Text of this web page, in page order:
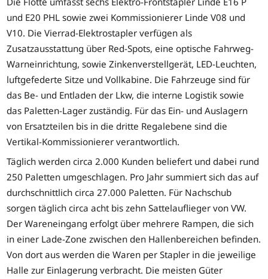
und E20 PHL sowie zwei Kommissionierer Linde V08 und
V10. Die Vierrad-Elektrostapler verfügen als
Zusatzausstattung über Red-Spots, eine optische Fahrweg-
Warneinrichtung, sowie Zinkenverstellgerät, LED-Leuchten,
luftgefederte Sitze und Vollkabine. Die Fahrzeuge sind für
das Be- und Entladen der Lkw, die interne Logistik sowie
das Paletten-Lager zuständig. Für das Ein- und Auslagern
von Ersatzteilen bis in die dritte Regalebene sind die
Vertikal-Kommissionierer verantwortlich.
Täglich werden circa 2.000 Kunden beliefert und dabei rund
250 Paletten umgeschlagen. Pro Jahr summiert sich das auf
durchschnittlich circa 27.000 Paletten. Für Nachschub
sorgen täglich circa acht bis zehn Sattelauflieger von VW.
Der Wareneingang erfolgt über mehrere Rampen, die sich
in einer Lade-Zone zwischen den Hallenbereichen befinden.
Von dort aus werden die Waren per Stapler in die jeweilige
Halle zur Einlagerung verbracht. Die meisten Güter